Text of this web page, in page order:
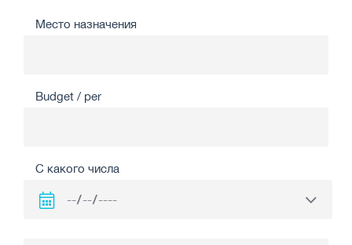
Место назначения
Budget / per
С какого числа